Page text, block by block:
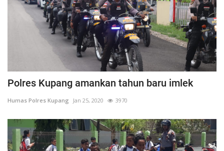
Polres Kupang amankan tahun baru imlek
Humas Polres Kupang Jan 25, 2020 3970